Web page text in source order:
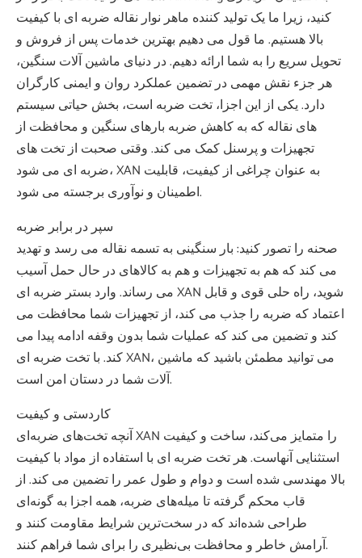
کنید، زیرا ما یک تولید کننده ماهر نوار نقاله ضربه ای با کیفیت
بالا هستیم. ما قول می دهیم بهترین خدمات پس از فروش و
تحویل سریع را به شما ارائه دهیم. در دنیای ماشین آلات سنگین،
هر جزء نقش مهمی در تضمین عملکرد روان و ایمنی کارگران
دارد. یکی از این اجزا، تخت ضربه است، بخش حیاتی سیستم
های نقاله که به کاهش ضربه بارهای سنگین و محافظت از
تجهیزات و پرسنل کمک می کند. وقتی صحبت از تخت های
ضربه ای می شود، XAN به عنوان چراغی از کیفیت، قابلیت
اطمینان و نوآوری برجسته می شود.
سپر در برابر ضربه
صحنه را تصور کنید: بار سنگینی به تسمه نقاله می رسد و تهدید
می کند که هم به تجهیزات و هم به کالاهای در حال حمل آسیب
می رساند. وارد بستر ضربه ای XAN شوید، راه حلی قوی و قابل
اعتماد که ضربه را جذب می کند، از تجهیزات شما محافظت می
کند و تضمین می کند که عملیات شما بدون وقفه ادامه پیدا می
کند. با تخت ضربه ای XAN، می توانید مطمئن باشید که ماشین
آلات شما در دستان امن است.
کاردستی و کیفیت
آنچه تخت‌های ضربه‌ای XAN را متمایز می‌کند، ساخت و کیفیت
استثنایی آنهاست. هر تخت ضربه ای با استفاده از مواد با کیفیت
بالا مهندسی شده است و دوام و طول عمر را تضمین می کند. از
قاب محکم گرفته تا میله‌های ضربه، همه اجزا به گونه‌ای
طراحی شده‌اند که در سخت‌ترین شرایط مقاومت کنند و
آرامش خاطر و محافظت بی‌نظیری را برای شما فراهم کنند.